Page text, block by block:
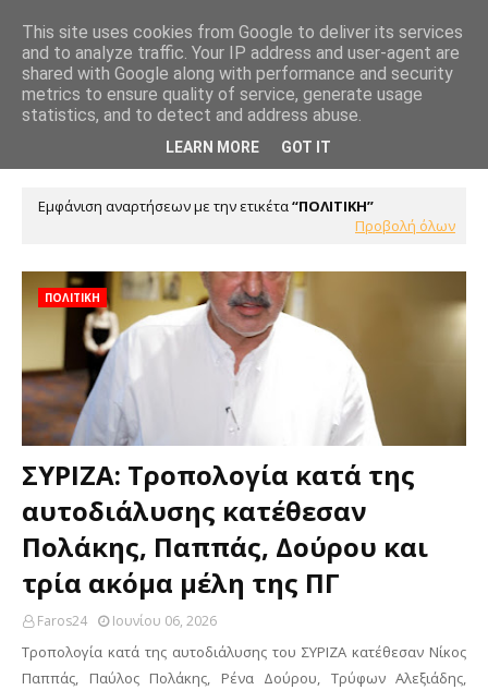
Εμφάνιση αναρτήσεων με την ετικέτα ΠΟΛΙΤΙΚΗ
Προβολή όλων
ΠΟΛΙΤΙΚΗ
ΣΥΡΙΖΑ: Τροπολογία κατά της
αυτοδιάλυσης κατέθεσαν
Πολάκης, Παππάς, Δούρου και
τρία ακόμα μέλη της ΠΓ
Faros24 Ιουνίου 06, 2026
Τροπολογία κατά της αυτοδιάλυσης του ΣΥΡΙΖΑ κατέθεσαν Νίκος
Παππάς, Παύλος Πολάκης, Ρένα Δούρου, Τρύφων Αλεξιάδης,
This site uses cookies from Google to deliver its services
and to analyze traffic. Your IP address and user-agent are
shared with Google along with performance and security
metrics to ensure quality of service, generate usage
statistics, and to detect and address abuse.
LEARN MORE GOT IT